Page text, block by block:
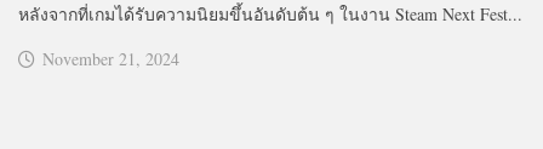
หลังจากที่เกมได้รับความนิยมขึ้นอันดับต้น ๆ ในงาน Steam Next Fest...
November 21, 2024